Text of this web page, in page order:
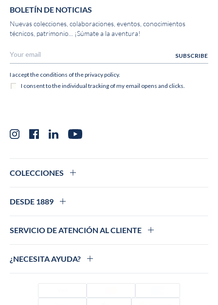
BOLETÍN DE NOTICIAS
Nuevas colecciones, colaboraciones, eventos, conocimientos
técnicos, patrimonio... ¡Súmate a la aventura!
InstagramFacebookLinkedInYouTube
COLECCIONES
DESDE 1889
SERVICIO DE ATENCIÓN AL CLIENTE
¿NECESITA AYUDA?
Visado Mastercard Amex
PayPal
Apple Pay Colissimo